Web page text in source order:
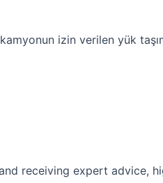
izin verilen yük
receiving expert advice,